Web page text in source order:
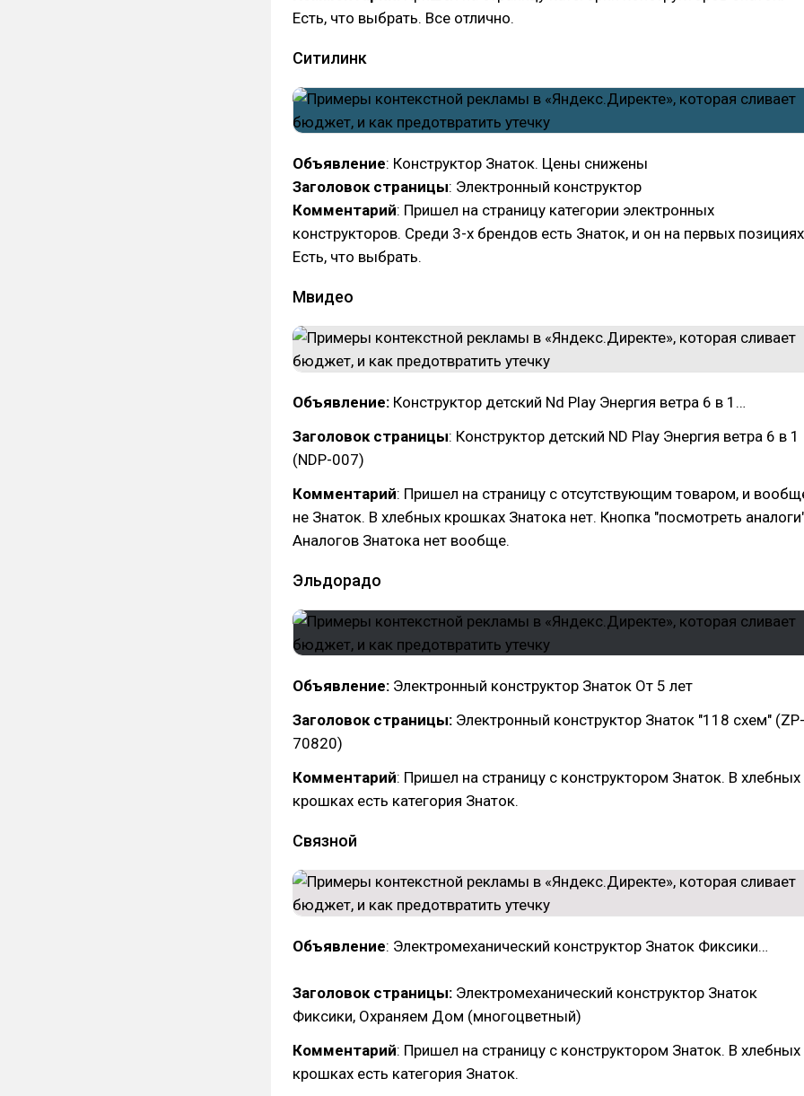
Есть, что выбрать. Все отлично.
Ситилинк
Объявление: Конструктор Знаток. Цены снижены
Заголовок страницы: Электронный конструктор
Комментарий: Пришел на страницу категории электронных
конструкторов. Среди 3-х брендов есть Знаток, и он на первых
Есть, что выбрать.
Мвидео
Объявление: Конструктор детский Nd Play Энергия ветра 6 в 1…
Заголовок страницы: Конструктор детский ND Play Энергия ветра 6 в 1
(NDP-007)
Комментарий: Пришел на страницу с отсутствующим товаром, и
не Знаток. В хлебных крошках Знатока нет. Кнопка "посмотреть
Аналогов Знатока нет вообще.
Эльдорадо
Объявление: Электронный конструктор Знаток От 5 лет
Заголовок страницы: Электронный конструктор Знаток "118 схем" (ZP-
70820)
Комментарий: Пришел на страницу с конструктором Знаток. В хлебных
крошках есть категория Знаток.
Связной
Объявление: Электромеханический конструктор Знаток Фиксики…
Заголовок страницы: Электромеханический конструктор Знаток
Фиксики, Охраняем Дом (многоцветный)
Комментарий: Пришел на страницу с конструктором Знаток. В хлебных
крошках есть категория Знаток.